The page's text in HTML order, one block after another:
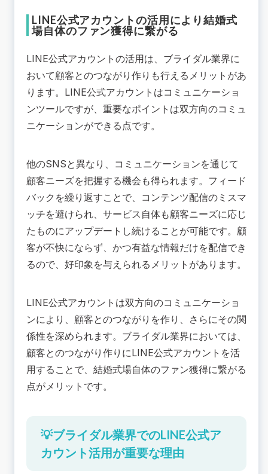
LINE公式アカウントの活用により結婚式
場自体のファン獲得に繋がる
LINE公式アカウントの活用は、ブライダル業界に
おいて顧客とのつながり作りも行えるメリットがあ
ります。LINE公式アカウントはコミュニケーショ
ンツールですが、重要なポイントは双方向のコミュ
ニケーションができる点です。
他のSNSと異なり、コミュニケーションを通じて
顧客ニーズを把握する機会も得られます。フィード
バックを繰り返すことで、コンテンツ配信のミスマ
ッチを避けられ、サービス自体も顧客ニーズに応じ
たものにアップデートし続けることが可能です。顧
客が不快にならず、かつ有益な情報だけを配信でき
るので、好印象を与えられるメリットがあります。
LINE公式アカウントは双方向のコミュニケーショ
ンにより、顧客とのつながりを作り、さらにその関
係性を深められます。ブライダル業界においては、
顧客とのつながり作りにLINE公式アカウントを活
用することで、結婚式場自体のファン獲得に繋がる
点がメリットです。
💡ブライダル業界でのLINE公式ア
カウント活用が重要な理由